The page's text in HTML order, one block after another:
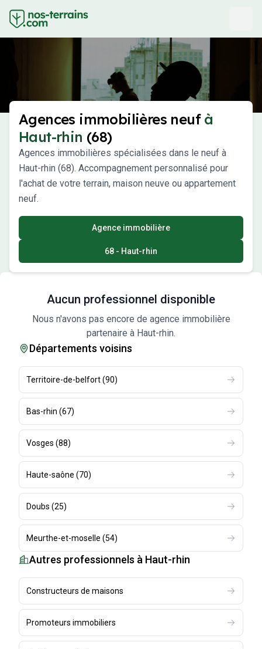
Agences immobilières neuf à
Haut-rhin (68)
Agences immobilières spécialisées dans le neuf à
Haut-rhin (68). Accompagnement personnalisé pour
l'achat de votre terrain, maison neuve ou appartement
neuf.
Agence immobilière
68 - Haut-rhin
Aucun professionnel disponible
Nous n'avons pas encore de agence immobilière
partenaire à Haut-rhin.
Départements voisins
Territoire-de-belfort(90)
Bas-rhin (67)
Vosges (88)
Haute-saône (70)
Doubs (25)
Meurthe-et-moselle (54)
Autres professionnels à Haut-rhin
Constructeurs de maisons
Promoteurs immobiliers